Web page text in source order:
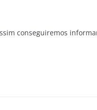
conseguiremos